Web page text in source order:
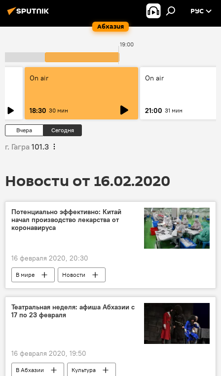
Абхазия
РУС
19:00
On air
18:30 30 мин
On air
21:00 31 мин
Вчера Сегодня
г. Гагра 101.3
Новости от 16.02.2020
Потенциально эффективно: Китай
начал производство лекарства от
коронавируса
16 февраля 2020, 20:30
В мире
Новости
Мировая пандемия коронавируса COVID-19
Театральная неделя: афиша Абхазии с
17 по 23 февраля
16 февраля 2020, 19:50
В Абхазии Культура